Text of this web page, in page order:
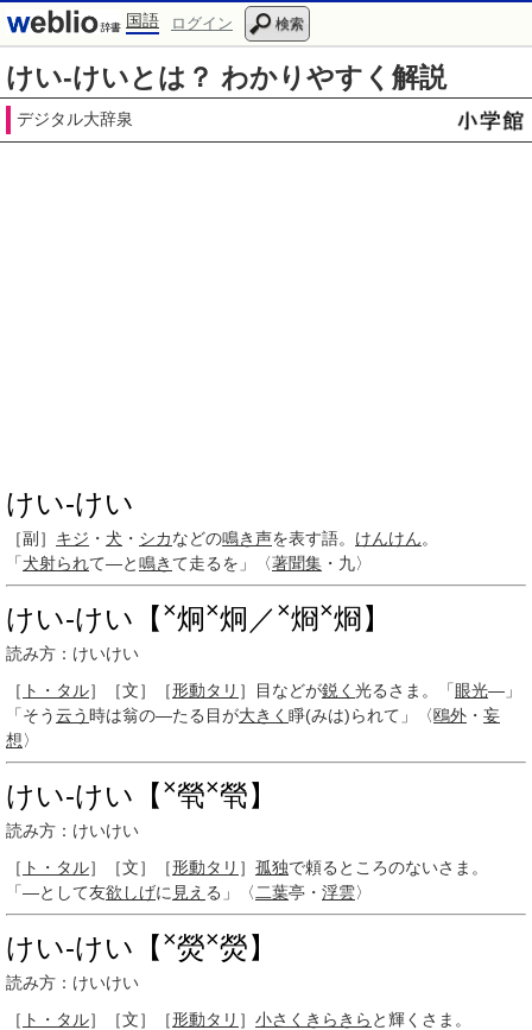
国語 ログイン 検索
けい‐けいとは？ わかりやすく解説
デジタル大辞泉
けい‐けい
［副］ キジ ・ 犬 ・ シカなどの鳴き声を表す語。 けんけん。
「犬射られて―と鳴き て走るを」〈著聞集 ・九〉
けい‐けい【 ×炯×炯／×烱×烱】
読み方：けいけい
［ ト・タル］ ［文］ ［形動タリ ］ 目などが鋭く 光るさま。「眼光―」
「そう云う時は翁の―たる目が大きく 睜(みは)られて」〈鴎外 ・ 妄
想〉
けい‐けい【 ×煢×煢】
読み方：けいけい
［ ト・タル］ ［文］ ［形動タリ ］ 孤独で頼るところのないさま。
「―として友欲しげに 見え る」〈 二葉亭・ 浮雲〉
けい‐けい【 ×熒×熒】
読み方：けいけい
［ ト・タル］ ［文］ ［形動タリ ］ 小さく きらきら と輝くさま。